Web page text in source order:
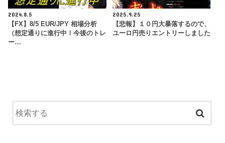
2024.8.5
【FX】8/5 EUR/JPY 相場分析
（想定通りに進行中！今後のトレ
ー…
2025.9.25
【悲報】１０円大暴落するので、
ユーロ円売りエントリーしました